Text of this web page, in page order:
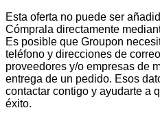
Esta oferta no puede ser
Cómprala directamente
Es posible que Groupon
teléfono y direcciones de
proveedores y/o empresas de
entrega de un pedido. Esos
contactar contigo y ayudarte a
éxito.